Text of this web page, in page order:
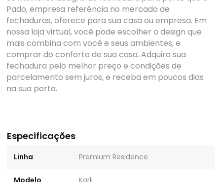
Pado, empresa referência no mercado de
fechaduras, oferece para sua casa ou empresa. Em
nossa loja virtual, você pode escolher o design que
mais combina com você e seus ambientes, e
comprar do conforto de sua casa. Adquira sua
fechadura pelo melhor preço e condições de
parcelamento sem juros, e receba em poucos dias
na sua porta.
Especificações
Linha Premium Residence
Modelo Karli